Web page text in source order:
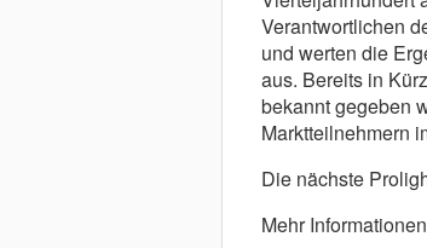
Verantwortlichen
und werten die
aus. Bereits in
bekannt gegeben
Marktteilnehmern
Die nächste
Mehr